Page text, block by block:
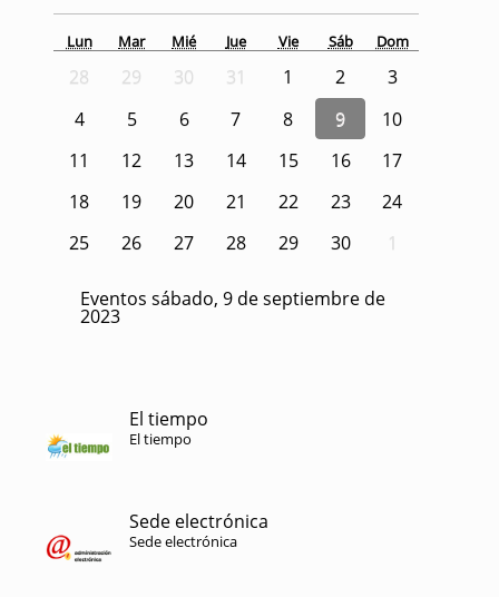
Lun Mar Mié Jue Vie Sáb Dom
28 29 30 31 1 2
3
4
5 6 7 8 9
10
11
12 13 14 15 16
17
18
19 20 21 22 23
24
25
26 27 28 29 30 1
Eventos sábado, 9 de septiembre de
2023
El tiempo
El tiempo
Sede electrónica
Sede electrónica